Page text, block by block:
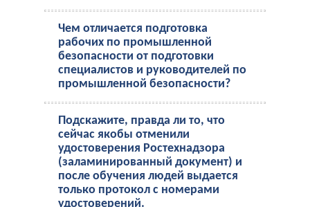
Чем отличается подготовка
рабочих по промышленной
безопасности от подготовки
специалистов и руководителей по
промышленной безопасности?
Подскажите, правда ли то, что
сейчас якобы отменили
удостоверения Ростехнадзора
(заламинированный документ) и
после обучения людей выдается
только протокол с номерами
удостоверений.